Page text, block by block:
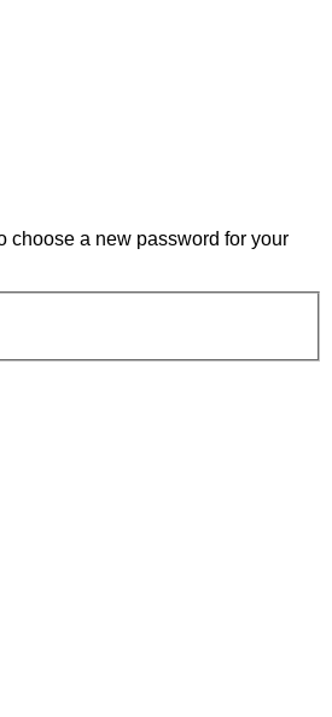
choose a new password for your